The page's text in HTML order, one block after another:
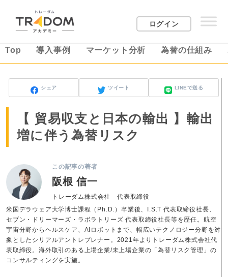
ログイン
Top 導入事例 マーケット分析 為替の仕組み
シェア ツイート LINEで送る
【 貿易収支と日本の輸出 】輸出
増に伴う為替リスク
この記事の著者
阪根 信一
トレーダム株式会社 代表取締役
米国デラウェア大学博士課程（Ph.D.）卒業後、I.S.T 代表取締役社長、
セブン・ドリーマーズ・ラボラトリーズ 代表取締役社長等を歴任。航空
宇宙分野からヘルスケア、AIロボットまで、幅広いテクノロジー分野を対
象としたシリアルアントレプレナー。2021年よりトレーダム株式会社代
表取締役。海外取引のある上場企業/未上場企業の「為替リスク管理」の
コンサルティングを実施。